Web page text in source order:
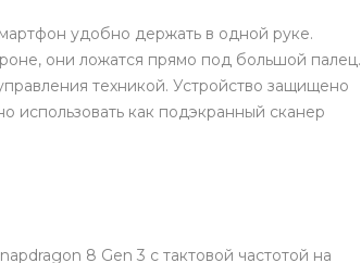
удобно держать в одной руке.
они ложатся прямо под большой палец.
техникой. Устройство защищено
использовать как подэкранный сканер
8 Gen 3 с тактовой частотой на